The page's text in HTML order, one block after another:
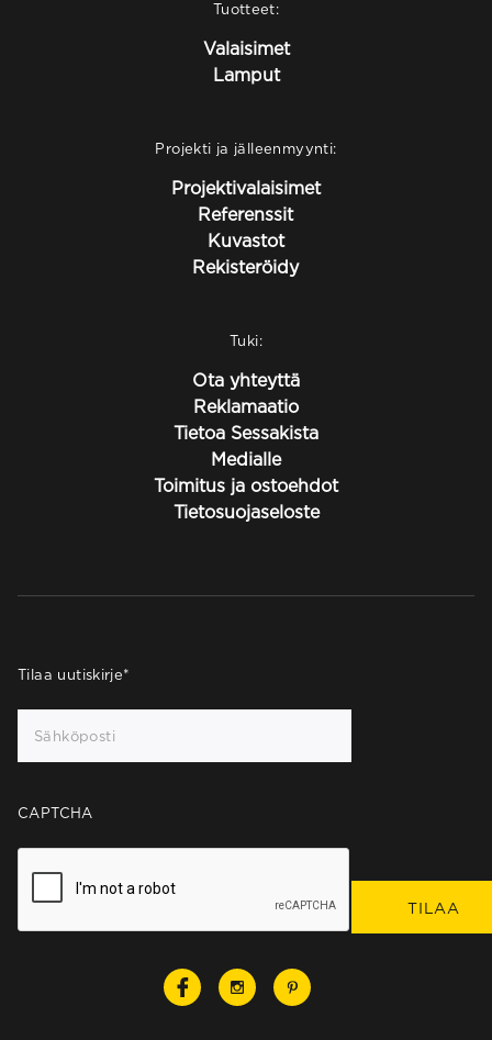
Tuotteet:
Valaisimet
Lamput
Projekti ja jälleenmyynti:
Projektivalaisimet
Referenssit
Kuvastot
Rekisteröidy
Tuki:
Ota yhteyttä
Reklamaatio
Tietoa Sessakista
Medialle
Toimitus ja ostoehdot
Tietosuojaseloste
Tilaa uutiskirje*
CAPTCHA